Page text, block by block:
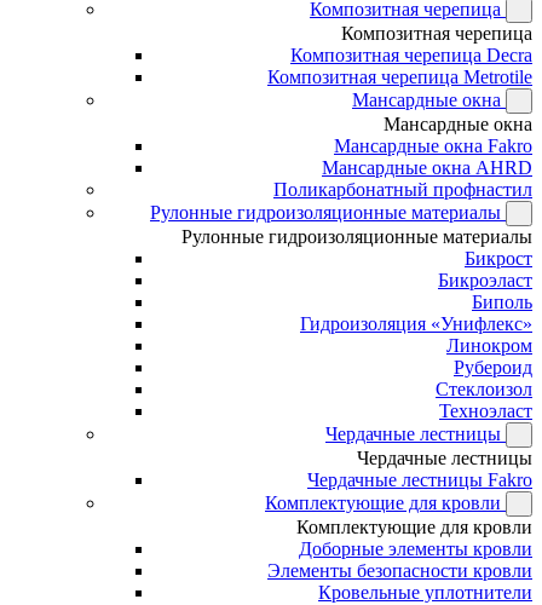
Композитная черепица
Композитная черепица
Композитная черепица Decra
Композитная черепица Metrotile
Мансардные окна
Мансардные окна
Мансардные окна Fakro
Мансардные окна AHRD
Поликарбонатный профнастил
Рулонные гидроизоляционные материалы
Рулонные гидроизоляционные материалы
Бикрост
Бикроэласт
Биполь
Гидроизоляция «Унифлекс»
Линокром
Рубероид
Стеклоизол
Техноэласт
Чердачные лестницы
Чердачные лестницы
Чердачные лестницы Fakro
Комплектующие для кровли
Комплектующие для кровли
Доборные элементы кровли
Элементы безопасности кровли
Кровельные уплотнители